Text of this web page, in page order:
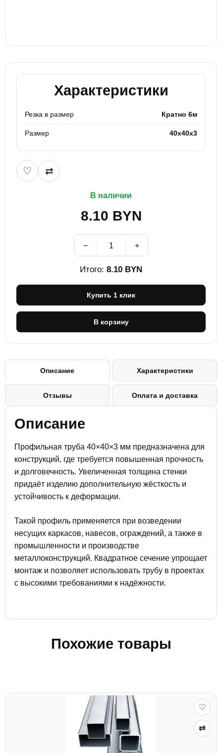
Характеристики
Резка в размер Кратно 6м
Размер 40х40х3
♡ ⇄
В наличии
8.10 BYN
− +
Итого: 8.10 BYN
Купить 1 клик
В корзину
Описание Характеристики
Отзывы Оплата и доставка
Описание
Профильная труба 40×40×3 мм предназначена для
конструкций, где требуется повышенная прочность
и долговечность. Увеличенная толщина стенки
придаёт изделию дополнительную жёсткость и
устойчивость к деформации.
Такой профиль применяется при возведении
несущих каркасов, навесов, ограждений, а также в
промышленности и производстве
металлоконструкций. Квадратное сечение упрощает
монтаж и позволяет использовать трубу в проектах
с высокими требованиями к надёжности.
Похожие товары
♡
⇄